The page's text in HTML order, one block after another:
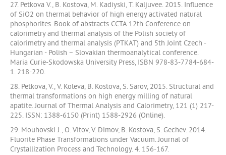
27. Petkova V., B. Kostova, M. Kadiyski, T. Kaljuvee. 2015. Influence
of SiO2 on thermal behavior of high energy activated natural
phosphorites. Book of abstracts CCTA 12th Conference on
calorimetry and thermal analysis of the Polish society of
calorimetry and thermal analysis (PTKAT) and 5th Joint Czech -
Hungarian - Polish – Slovakian thermoanalytical conference.
Maria Curie-Skodowska University Press, ISBN 978-83-7784-684-
1. 218-220.
28. Petkova, V., V. Koleva, B. Kostova, S. Sarov, 2015. Structural and
thermal transformations on high energy milling of natural
apatite. Journal of Thermal Analysis and Calorimetry, 121 (1) 217-
225. ISSN: 1388-6150 (Print) 1588-2926 (Online).
29. Mouhovski J., O. Vitov, V. Dimov, B. Kostova, S. Gechev. 2014.
Fluorite Phase Transformations under Vacuum. Journal of
Crystallization Process and Technology. 4. 156-167.